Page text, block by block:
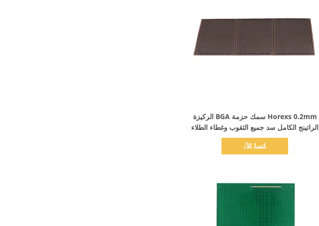
Horexs 0.2mm سمك حزمة BGA الركيزة
الراتينج الكامل سد جميع الثقوب وغطاء الطلاء
ﺎﺘﺼﻟ ﺍﻶﻧ